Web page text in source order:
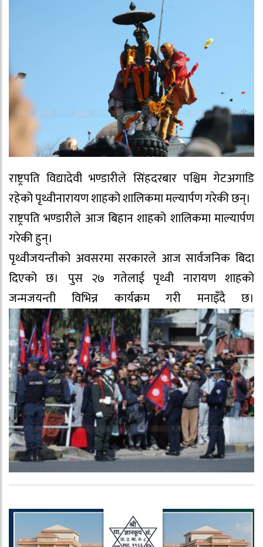
राष्ट्रपति विद्यादेवी भण्डारीले सिंहदरबार पश्चिम गेटअगाडि
रहेको पृथ्वीनारायण शाहको शालिकमा मल्यार्पण गरेकी छन्।
राष्ट्रपति भण्डारीले आज बिहान शाहको शालिकमा माल्यार्पण
गरेकी हुन्।
पृथ्वीजयन्तीको अवसरमा सरकारले आज सार्वजनिक बिदा
दिएको छ। पुस २७ गतेलाई पृथ्वी नारायण शाहको
जन्मजयन्ती विभिन्न कार्यक्रम गरी मनाइँदै छ।